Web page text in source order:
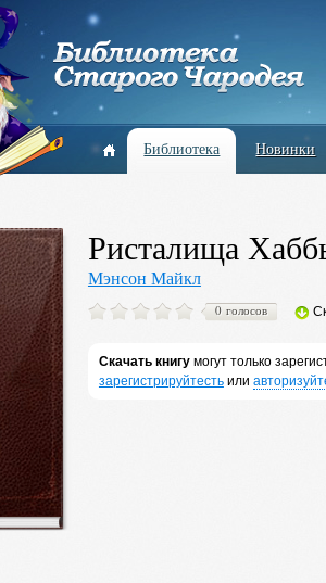
Библиотека Новинки
Ристалища
Мэнсон Майкл
0 голосов
Скачать книгумогут только
зарегистрируйтестьили